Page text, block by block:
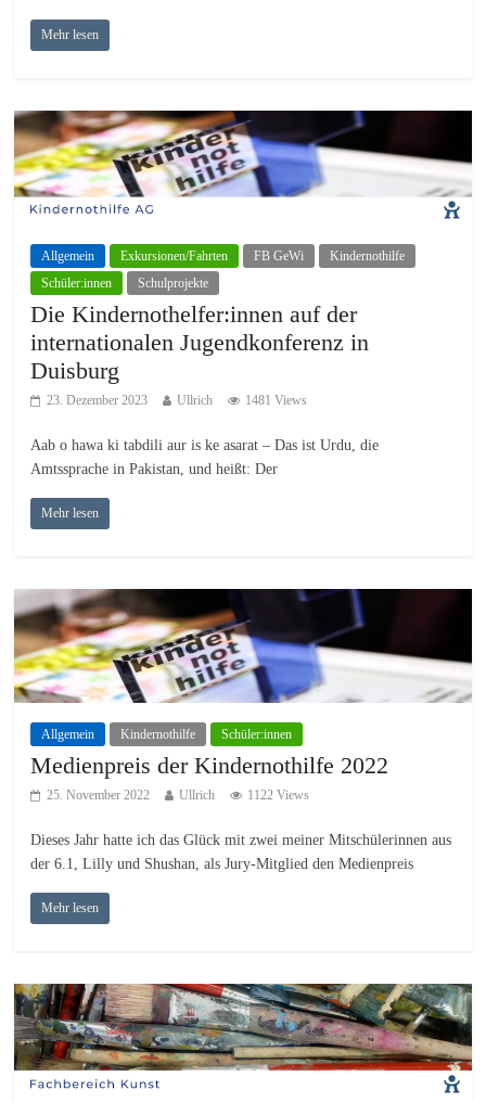
Mehr lesen
Allgemein Exkursionen/Fahrten FB GeWi
Kindernothilfe
Schüler:innen
Schulprojekte
Die Kindernothelfer:innen auf der
internationalen Jugendkonferenz in
Duisburg
23. Dezember 2023 Ullrich 1481 Views
Aab o hawa ki tabdili aur is ke asarat – Das ist Urdu, die
Amtssprache in Pakistan, und heißt: Der
Mehr lesen
Allgemein Kindernothilfe Schüler:innen
Medienpreis der Kindernothilfe 2022
25. November 2022 Ullrich 1122 Views
Dieses Jahr hatte ich das Glück mit zwei meiner Mitschülerinnen aus
der 6.1, Lilly und Shushan, als Jury-Mitglied den Medienpreis
Mehr lesen